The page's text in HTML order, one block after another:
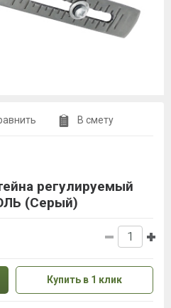
В смету
регулируемый
(Серый)
Купить в 1 клик